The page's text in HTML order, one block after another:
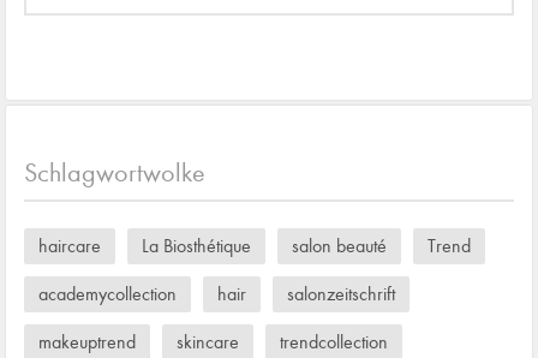
Schlagwortwolke
haircare La Biosthétique salon beauté Trend
academycollection hair salonzeitschrift
makeuptrend skincare trendcollection